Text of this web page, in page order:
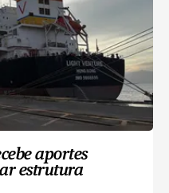
aportes
estrutura